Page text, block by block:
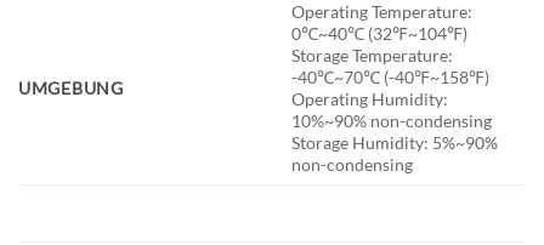
UMGEBUNG
Operating Temperature:
0℃~40℃ (32℉~104℉)
Storage Temperature:
-40℃~70℃ (-40℉~158℉)
Operating Humidity:
10%~90% non-condensing
Storage Humidity: 5%~90%
non-condensing